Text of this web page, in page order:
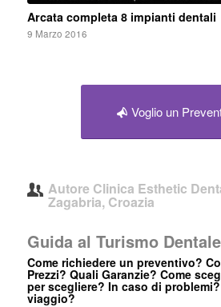
Arcata completa 8 impianti dentali
9 Marzo 2016
Voglio un
Autore Clinica Esthetic
Zagabria, Croazia
Guida al Turismo Dentale
Come richiedere un preventivo?
Prezzi? Quali Garanzie? Come
per scegliere? In caso di
viaggio?